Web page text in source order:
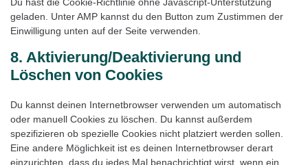
geladen. Unter AMP kannst du den Button zum Zustimmen der
Einwilligung unten auf der Seite verwenden.
8. Aktivierung/Deaktivierung und
Löschen von Cookies
Du kannst deinen Internetbrowser verwenden um automatisch
oder manuell Cookies zu löschen. Du kannst außerdem
spezifizieren ob spezielle Cookies nicht platziert werden sollen.
Eine andere Möglichkeit ist es deinen Internetbrowser derart
einzurichten, dass du jedes Mal benachrichtigt wirst, wenn ein